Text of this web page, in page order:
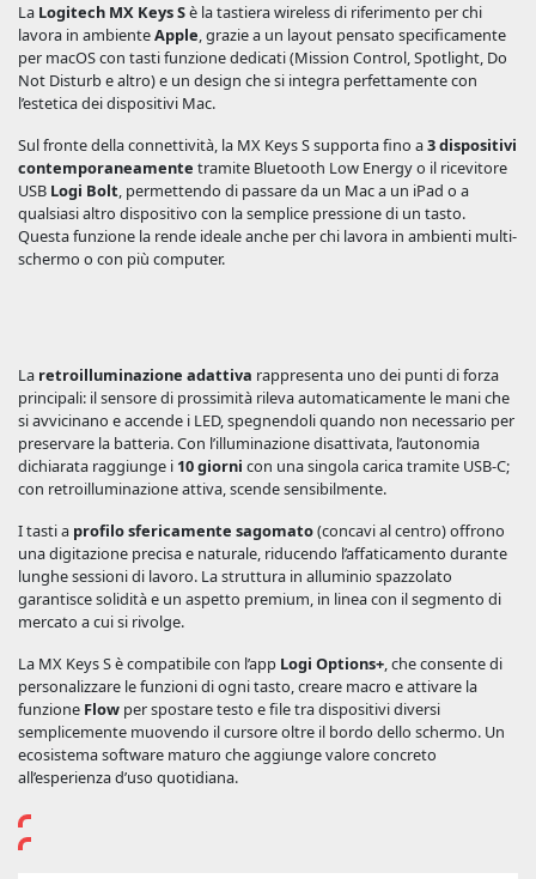
La Logitech MX Keys Sè la tastiera wireless di riferimento per chi
lavora in ambienteApple, grazie a un layout pensato specificamente
per macOS con tasti funzione dedicati (Mission Control, Spotlight, Do
Not Disturb e altro) e un design che si integra perfettamente con
l’estetica dei dispositivi Mac.
Sul fronte della connettività, la MX Keys S supporta fino a3 dispositivi
contemporaneamente tramite Bluetooth Low Energy o il ricevitore
USB Logi Bolt, permettendo di passare da un Mac a un iPad o a
qualsiasi altro dispositivo con la semplice pressione di un tasto.
Questa funzione la rende ideale anche per chi lavora in ambienti multi-
schermo o con più computer.
La retroilluminazione adattiva rappresenta uno dei punti di forza
principali: il sensore di prossimità rileva automaticamente le mani che
si avvicinano e accende i LED, spegnendoli quando non necessario per
preservare la batteria. Con l’illuminazione disattivata, l’autonomia
dichiarata raggiunge i 10 giorni con una singola carica tramite USB-C;
con retroilluminazione attiva, scende sensibilmente.
I tasti a profilo sfericamente sagomato(concavi al centro) offrono
una digitazione precisa e naturale, riducendo l’affaticamento durante
lunghe sessioni di lavoro. La struttura in alluminio spazzolato
garantisce solidità e un aspetto premium, in linea con il segmento di
mercato a cui si rivolge.
La MX Keys S è compatibile con l’app Logi Options+, che consente di
personalizzare le funzioni di ogni tasto, creare macro e attivare la
funzione Flow per spostare testo e file tra dispositivi diversi
semplicemente muovendo il cursore oltre il bordo dello schermo. Un
ecosistema software maturo che aggiunge valore concreto
all’esperienza d’uso quotidiana.